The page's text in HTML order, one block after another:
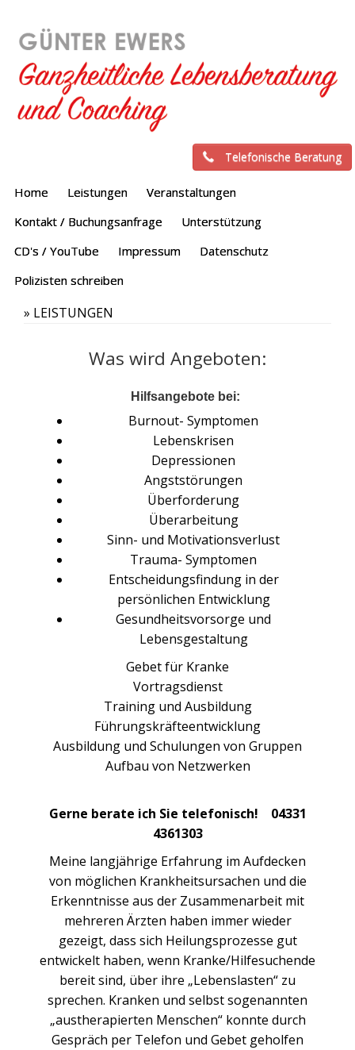
Telefonische Beratung
Home Leistungen
Veranstaltungen
Kontakt / Buchungsanfrage
Unterstützung
CD's / YouTube
Impressum
Datenschutz
Polizisten schreiben
» LEISTUNGEN
Was wird Angeboten:
Hilfsangebote bei:
Burnout- Symptomen
Lebenskrisen
Depressionen
Angststörungen
Überforderung
Überarbeitung
Sinn- und Motivationsverlust
Trauma- Symptomen
Entscheidungsfindung in der
persönlichen Entwicklung
Gesundheitsvorsorge und
Lebensgestaltung
Gebet für Kranke
Vortragsdienst
Training und Ausbildung
Führungskräfteentwicklung
Ausbildung und Schulungen von Gruppen
Aufbau von Netzwerken
Gerne berate ich Sie telefonisch! 04331
4361303
Meine langjährige Erfahrung im Aufdecken
von möglichen Krankheitsursachen und die
Erkenntnisse aus der Zusammenarbeit mit
mehreren Ärzten haben immer wieder
gezeigt, dass sich Heilungsprozesse gut
entwickelt haben, wenn Kranke/Hilfesuchende
bereit sind, über ihre „Lebenslasten“ zu
sprechen. Kranken und selbst sogenannten
„austherapierten Menschen“ konnte durch
Gespräch per Telefon und Gebet geholfen